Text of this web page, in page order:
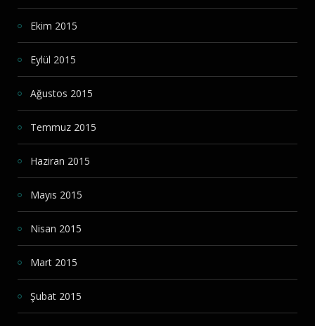
Ekim 2015
Eylül 2015
Ağustos 2015
Temmuz 2015
Haziran 2015
Mayıs 2015
Nisan 2015
Mart 2015
Şubat 2015